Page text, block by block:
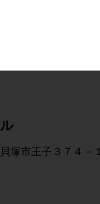
塚市王子３７４－１